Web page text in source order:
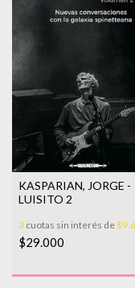
KASPARIAN, JORGE -
LUISITO 2
3 cuotas sin interés de
$29.000